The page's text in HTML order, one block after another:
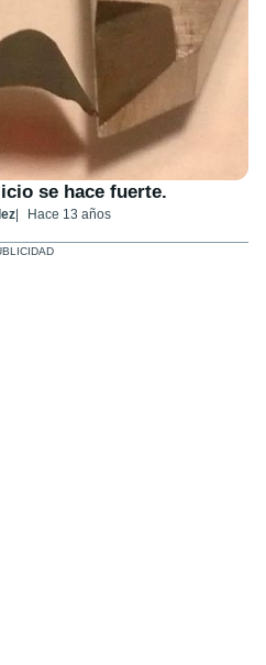
se hace fuerte.
Hace 13 años